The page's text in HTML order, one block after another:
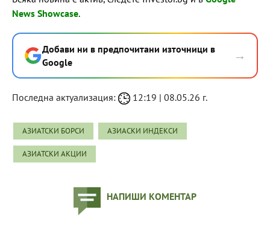
News Showcase.
Добави ни в предпочитани източници в
Google
→
Последна актуализация: 12:19 | 08.05.26 г.
АЗИАТСКИ БОРСИ АЗИАСКИ ИНДЕКСИ
АЗИАТСКИ АКЦИИ
НАПИШИ КОМЕНТАР